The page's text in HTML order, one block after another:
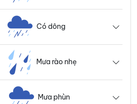
Có dông
Mưa rào nhẹ
Mưa phùn